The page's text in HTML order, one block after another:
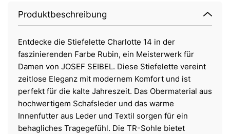
Produktbeschreibung
Entdecke die Stiefelette Charlotte 14 in der
faszinierenden Farbe Rubin, ein Meisterwerk für
Damen von JOSEF SEIBEL. Diese Stiefelette vereint
zeitlose Eleganz mit modernem Komfort und ist
perfekt für die kalte Jahreszeit. Das Obermaterial aus
hochwertigem Schafsleder und das warme
Innenfutter aus Leder und Textil sorgen für ein
behagliches Tragegefühl. Die TR-Sohle bietet